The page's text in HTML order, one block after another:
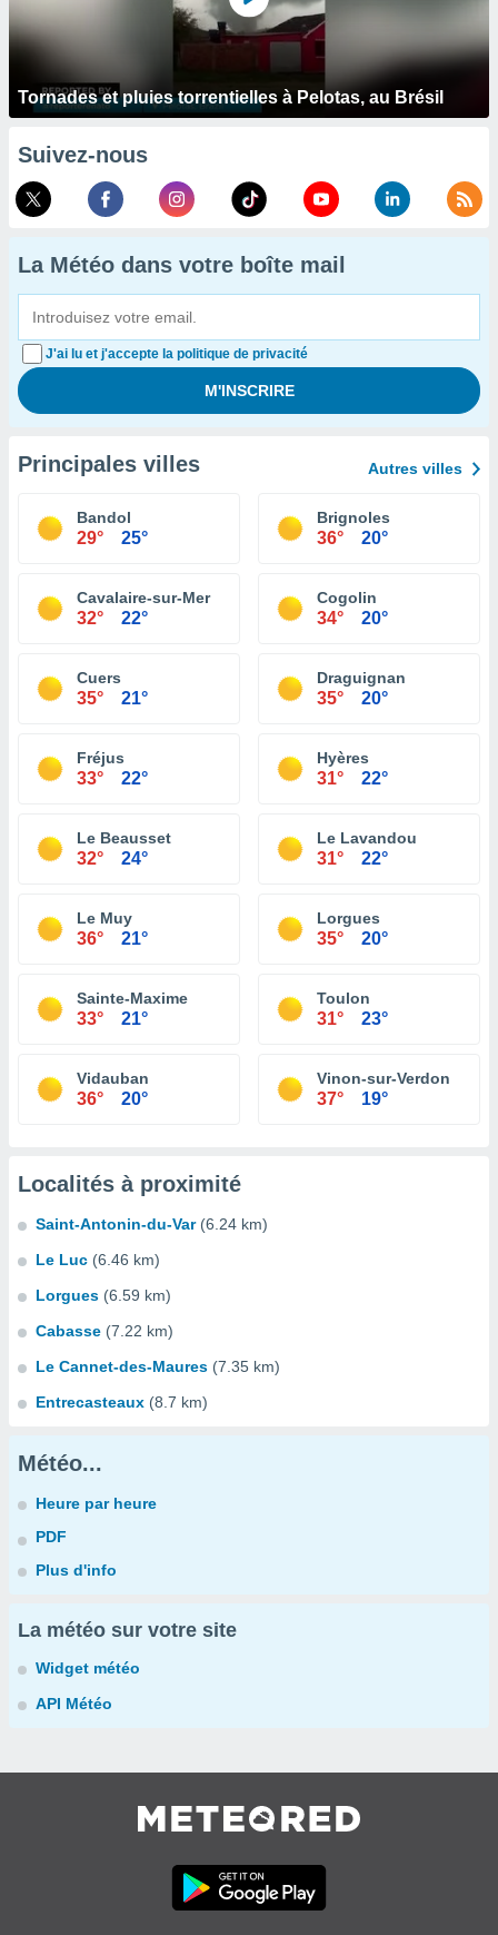
Tornades et pluies torrentielles à Pelotas, au Brésil
Suivez-nous
La Météo dans votre boîte mail
J'ai lu et j'accepte la politique de privacité
Principales villes Autres villes
Bandol
29° 25°
Brignoles
36° 20°
Cavalaire-sur-Mer
32° 22°
Cogolin
34° 20°
Cuers
35° 21°
Draguignan
35° 20°
Fréjus
33° 22°
Hyères
31° 22°
Le Beausset
32° 24°
Le Lavandou
31° 22°
Le Muy
36° 21°
Lorgues
35° 20°
Sainte-Maxime
33° 21°
Toulon
31° 23°
Vidauban
36° 20°
Vinon-sur-Verdon
37° 19°
Localités à proximité
Saint-Antonin-du-Var (6.24 km)
Le Luc (6.46 km)
Lorgues (6.59 km)
Cabasse (7.22 km)
Le Cannet-des-Maures (7.35 km)
Entrecasteaux (8.7 km)
Météo...
Heure par heure
PDF
Plus d'info
La météo sur votre site
Widget météo
API Météo